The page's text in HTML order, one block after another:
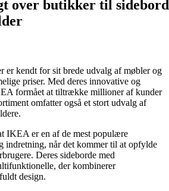
over butikker til sidebord
er kendt for sit brede udvalg af møbler og
priser. Med deres innovative og
formået at tiltrække millioner af kunder
omfatter også et stort udvalg af
IKEA er en af ​​de mest populære
indretning, når det kommer til at opfylde
Deres sideborde med
der kombinerer
design.